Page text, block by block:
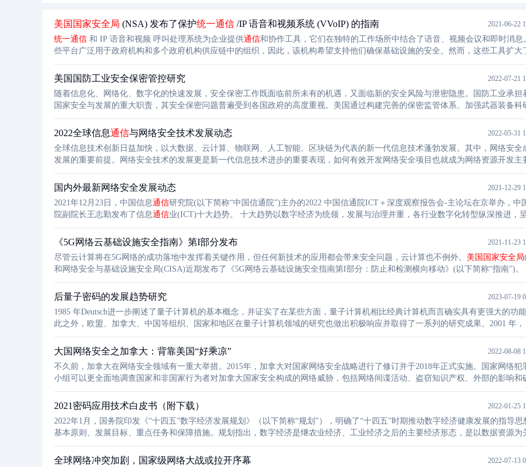
美国国家安全局 (NSA) 发布了保护统一通信 /IP 语音和视频系统 (VVoIP) 的指南 2021-06-22
统一通信 和 IP 语音和视频 呼叫处理系统为企业提供通信和协作工具，它们在独特的工作场所中结合了语音、视频会议和即时消息
些平台广泛用于政府机构和多个政府机构供应链中的组织，因此，该机构希望支持他们确保基础设施的安全。然而，这些工具扩大
它们的组织的攻击面，威胁参与者可以利用漏洞和错误配置来接管目标基础设施的网络。阅读NSA 发布的指南。
美国国防工业安全保密管控研究 2022-07-21
随着信息化、网络化、数字化的快速发展，安全保密工作既面临前所未有的机遇，又面临新的安全风险与泄密隐患。国防工业承担
国家安全与发展的重大职责，其安全保密问题普遍受到各国政府的高度重视。美国通过构建完善的保密监管体系、加强武器装备科
单位物理防护、增强国防工业领域网络安全等措施，不断加强对国防工业安全保密工作的管控，以确保其竞争优势。
2022全球信息通信与网络安全技术发展动态 2022-05-31
全球信息技术创新日益加快，以大数据、云计算、物联网、人工智能、区块链为代表的新一代信息技术蓬勃发展。其中，网络安全
发展的重要前提。网络安全技术的发展更是新一代信息技术进步的重要表现，如何有效开发网络安全项目也就成为网络资源开发主
的重要方向。本文梳理了自1月份以来的全球信息通信与网络安全技术发展动态，帮助读者了解最新的发展概况。
国内外最新网络安全发展动态 2021-12-29
2021年12月23日，中国信息通信研究院(以下简称“中国信通院”)主办的2022 中国信通院ICT＋深度观察报告会-主论坛在京举办，中
院副院长王志勤发布了信息通信业(ICT)十大趋势。 十大趋势以数字经济为统领，发展与治理并重，各行业数字化转型纵深推进，呈现出
数字化、绿色化和智能化发展趋势。面向未来，5G、人工智能、先进计算、信息网络等ICT技术将加速集成创新，网络安全向数字
展延伸
《5G网络云基础设施安全指南》第I部分发布 2021-11-23
尽管云计算将在5G网络的成功落地中发挥着关键作用，但任何新技术的应用都会带来安全问题，云计算也不例外。 美国国家安全局
和网络安全与基础设施安全局(CISA)近期发布了《5G网络云基础设施安全指南第I部分：防止和检测横向移动》(以下简称“指南”)。
后量子密码的发展趋势研究 2023-07-19
1985 年Deutsch进一步阐述了量子计算机的基本概念，并证实了在某些方面，量子计算机相比经典计算机而言确实具有更强大的功
此之外，欧盟、加拿大、中国等组织、国家和地区在量子计算机领域的研究也做出积极响应并取得了一系列的研究成果。2001 年
由 IBM 公司成功研发的 7qubit 的示例性量子计算机成功领跑了该领域的研究。
大国网络安全之加拿大：背靠美国“好乘凉” 2022-08-08
不久前，加拿大在网络安全领域有一重大举措。2015年，加拿大对国家网络安全战略进行了修订并于2018年正式实施。国家网络犯
小组可以更全面地调查国家和非国家行为者对加拿大国家安全构成的网络威胁，包括网络间谍活动、盗窃知识产权、外部的影响和
动。日益严重的网络安全劳动力短缺仍然是加拿大和全世界政府面临的紧迫挑战。
2021密码应用技术白皮书（附下载） 2022-01-25
2022年1月，国务院印发《“十四五”数字经济发展规划》（以下简称“规划”），明确了“十四五”时期推动数字经济健康发展的指导思
基本原则、发展目标、重点任务和保障措施。规划指出，数字经济是继农业经济、工业经济之后的主要经济形态，是以数据资源为
素，以现代信息网络为主要载体，以信息通信技术融合应用、全要素数字化转型为重要推动力，促进公平与效率更加统一的新经济
全球网络冲突加剧，国家级网络大战或拉开序幕 2022-07-13